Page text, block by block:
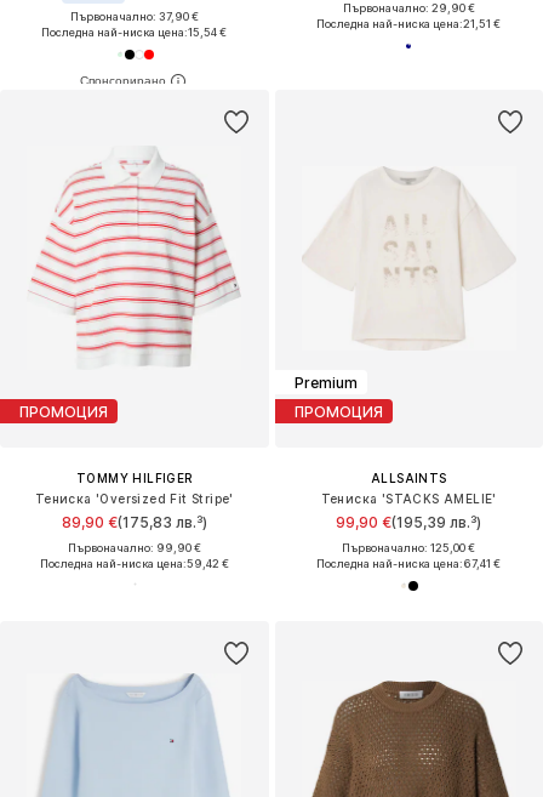
Първоначално: 37,90 €
Последна най-ниска цена:15,54 €
Първоначално: 29,90 €
Последна най-ниска цена:21,51 €
ПРОМОЦИЯ
TOMMY HILFIGER
Тениска 'Oversized Fit Stripe'
89,90 €(175,83 лв.³)
Първоначално: 99,90 €
Последна най-ниска цена:59,42 €
Premium
ПРОМОЦИЯ
ALLSAINTS
Тениска 'STACKS AMELIE'
99,90 €(195,39 лв.³)
Първоначално: 125,00 €
Последна най-ниска цена:67,41 €